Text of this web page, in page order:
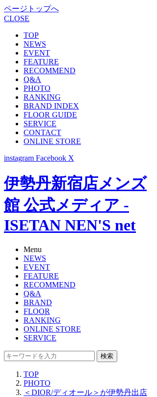
ページトップへ
CLOSE
TOP
NEWS
EVENT
FEATURE
RECOMMEND
Q&A
PHOTO
RANKING
BRAND INDEX
FLOOR GUIDE
SERVICE
CONTACT
ONLINE STORE
instagram Facebook X
伊勢丹新宿店メンズ
館 公式メディア -
ISETAN NEN'S net
Menu
NEWS
EVENT
FEATURE
RECOMMEND
Q&A
BRAND
FLOOR
RANKING
ONLINE STORE
SERVICE
検索
TOP
PHOTO
＜DIOR/ディオール＞が伊勢丹出店